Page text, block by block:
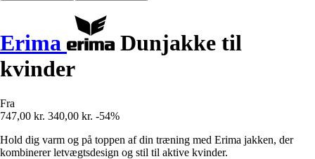
Erima
Dunjakke til
kvinder
Fra
747,00 kr. 340,00 kr. -54%
Hold dig varm og på toppen af din træning med Erima jakken, der
kombinerer letvægtsdesign og stil til aktive kvinder.